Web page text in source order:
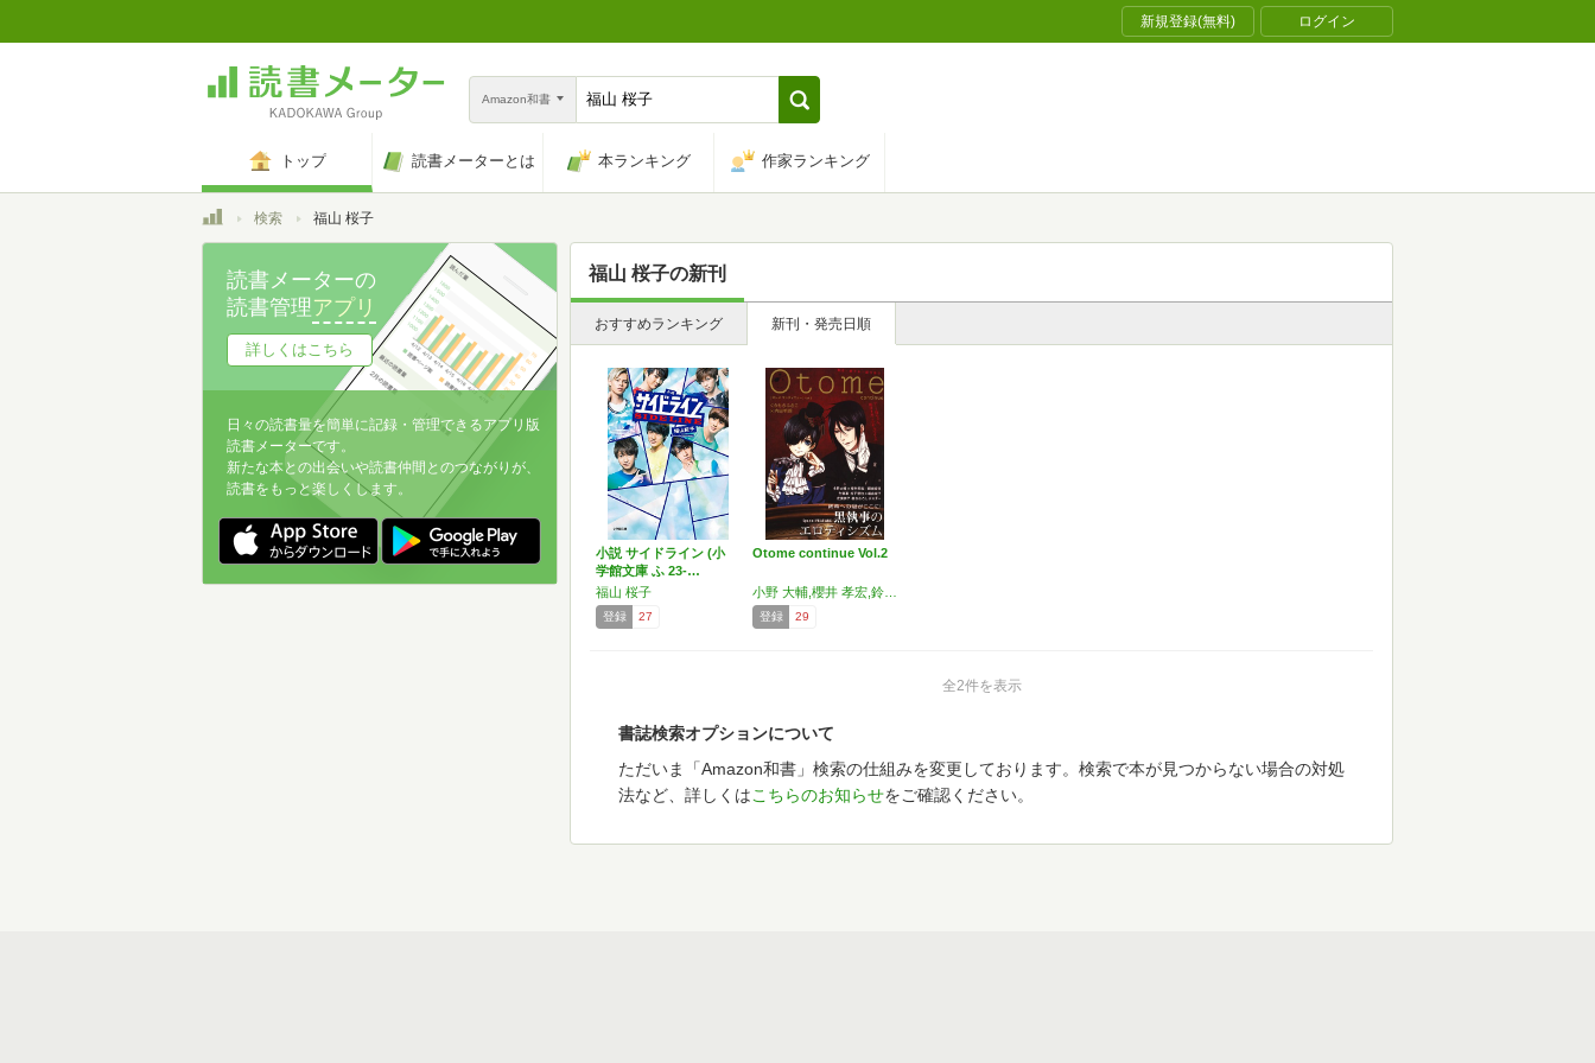
新規登録(無料) ログイン
Amazon和書
トップ 読書メーターとは 本ランキング 作家ランキング
トップ検索 福山 桜子
福山 桜子の新刊
おすすめランキング 新刊・発売日順
小説 サイドライン (小
学館文庫 ふ 23-…
福山 桜子
登録 27
Otome continue Vol.2
登録 29
全2件を表示
書誌検索オプションについて
ただいま「Amazon和書」検索の仕組みを変更しております。検索で本が見つからない場合の対処
法など、詳しくはこちらのお知らせをご確認ください。
読書メーターの
読書管理アプリ
詳しくはこちら
日々の読書量を簡単に記録・管理できるアプリ版
読書メーターです。
新たな本との出会いや読書仲間とのつながりが、
読書をもっと楽しくします。